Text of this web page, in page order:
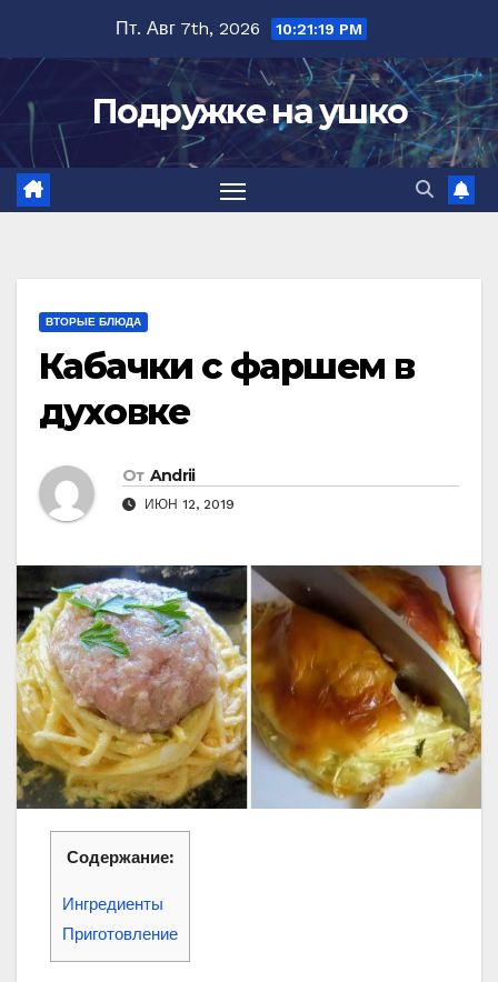
содержимому
Пт. Авг 7th, 2026 10:21:20 PM
Подружке на ушко
ВТОРЫЕ БЛЮДА
Кабачки с фаршем в
духовке
От Andrii
ИЮН 12, 2019
Содержание:
Ингредиенты
Приготовление